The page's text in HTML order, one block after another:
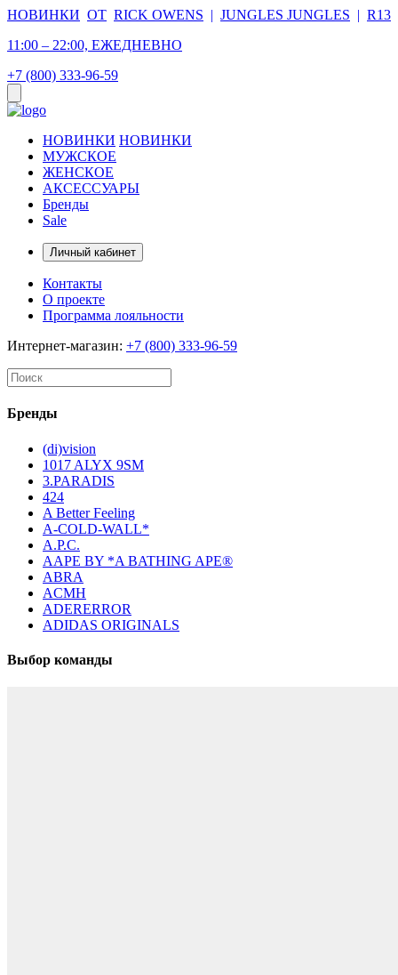
НОВИНКИ ОТ RICK OWENS | JUNGLES JUNGLES | R13
11:00 – 22:00, ЕЖЕДНЕВНО
+7 (800) 333-96-59
НОВИНКИ НОВИНКИ
МУЖСКОЕ
ЖЕНСКОЕ
АКСЕССУАРЫ
Бренды
Sale
Личный кабинет
Контакты
О проекте
Программа лояльности
Интернет-магазин: +7 (800) 333-96-59
Бренды
(di)vision
1017 ALYX 9SM
3.PARADIS
424
A Better Feeling
A-COLD-WALL*
A.P.C.
AAPE BY *A BATHING APE®
ABRA
ACMH
ADERERROR
ADIDAS ORIGINALS
Выбор команды